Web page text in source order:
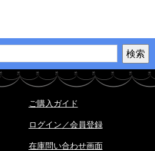
ご購入ガイド
ログイン／会員登録
在庫問い合わせ画面